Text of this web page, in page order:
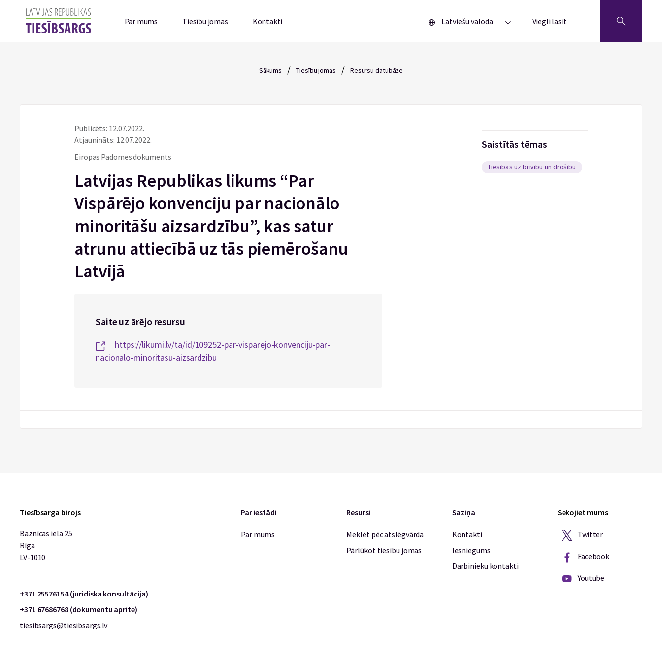
Par mums Tiesību jomas Kontakti Latviešu valoda Viegli lasīt
Sākums / Tiesību jomas / Resursu datubāze
Publicēts: 12.07.2022.
Atjaunināts: 12.07.2022.
Eiropas Padomes dokuments
Latvijas Republikas likums “Par
Vispārējo konvenciju par nacionālo
minoritāšu aizsardzību”, kas satur
atrunu attiecībā uz tās piemērošanu
Latvijā
Saite uz ārējo resursu
https://likumi.lv/ta/id/109252-par-visparejo-konvenciju-par-
nacionalo-minoritasu-aizsardzibu
Saistītās tēmas
Tiesības uz brīvību un drošību
Tiesībsarga birojs
Baznīcas iela 25
Rīga
LV-1010
+371 25576154 (juridiska konsultācija)
+371 67686768 (dokumentu aprite)
tiesibsargs@tiesibsargs.lv
Par iestādi
Par mums
Resursi
Meklēt pēc atslēgvārda
Pārlūkot tiesību jomas
Saziņa
Kontakti
Iesniegums
Darbinieku kontakti
Sekojiet mums
Twitter
Facebook
Youtube